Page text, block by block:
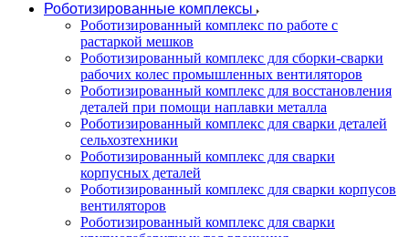
Роботизированные комплексы
Роботизированный комплекс по работе с
растаркой мешков
Роботизированный комплекс для сборки-сварки
рабочих колес промышленных вентиляторов
Роботизированный комплекс для восстановления
деталей при помощи наплавки металла
Роботизированный комплекс для сварки деталей
сельхозтехники
Роботизированный комплекс для сварки
корпусных деталей
Роботизированный комплекс для сварки корпусов
вентиляторов
Роботизированный комплекс для сварки